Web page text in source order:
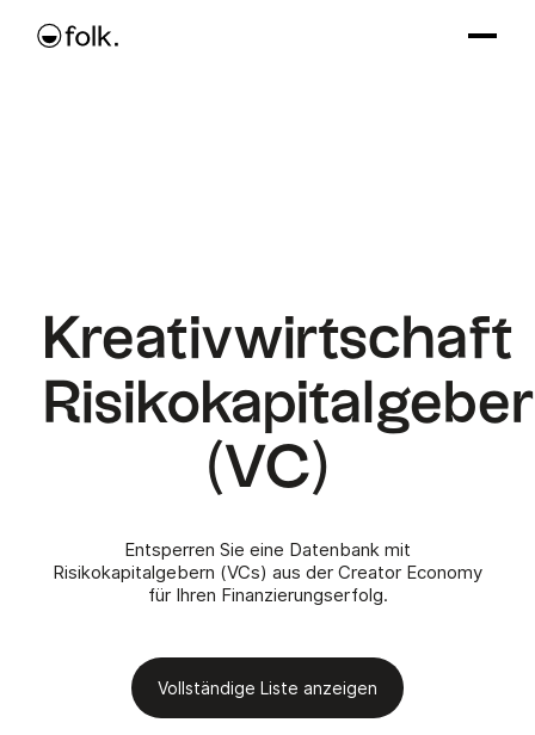
Kreativwirtschaft
Risikokapitalgeber
(VC)
Entsperren Sie eine Datenbank mit
Risikokapitalgebern (VCs) aus der Creator Economy
für Ihren Finanzierungserfolg.
Vollständige Liste anzeigen